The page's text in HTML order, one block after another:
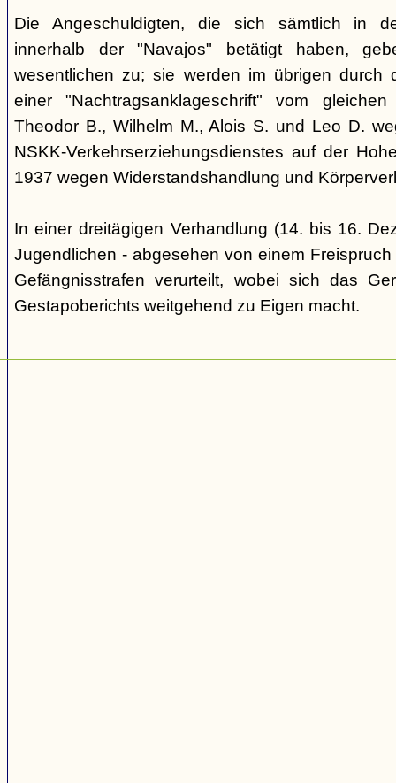
Die Angeschuldigten, die sich sämtlich in
innerhalb der "Navajos" betätigt haben,
wesentlichen zu; sie werden im übrigen durch
einer "Nachtragsanklageschrift" vom
Theodor B., Wilhelm M., Alois S. und Leo D.
NSKK-Verkehrserziehungsdienstes auf der
1937 wegen Widerstandshandlung und
In einer dreitägigen Verhandlung (14. bis 16.
Jugendlichen - abgesehen von einem
Gefängnisstrafen verurteilt, wobei sich das
Gestapoberichts weitgehend zu Eigen macht.